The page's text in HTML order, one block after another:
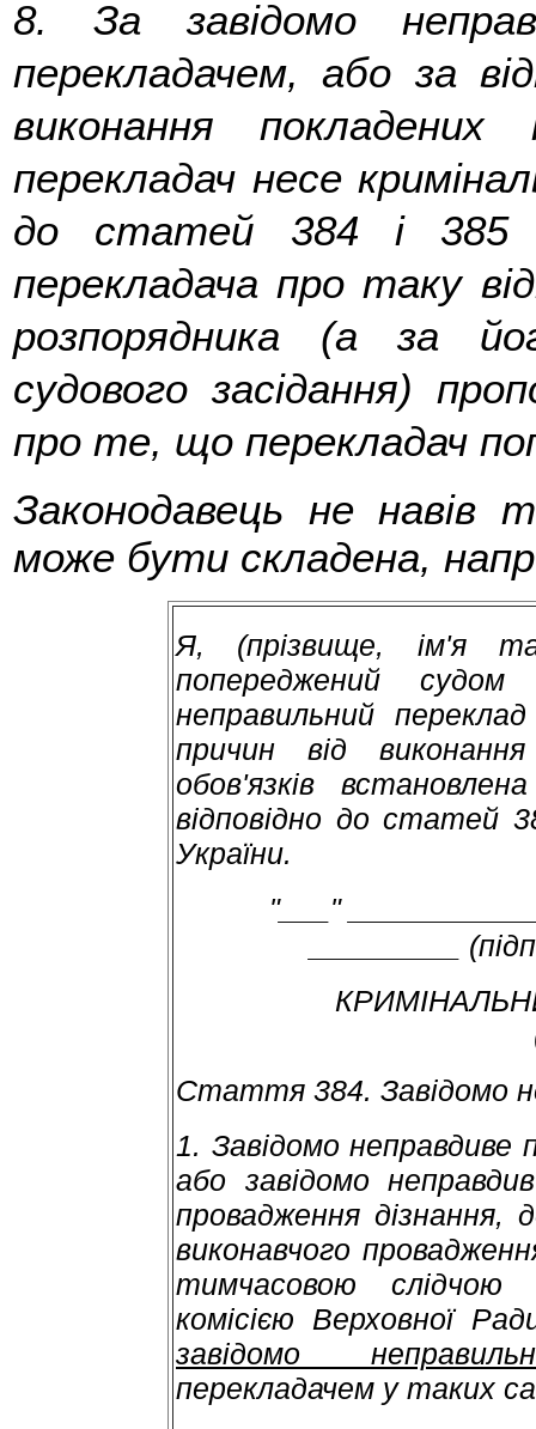
8.
За завідомо
перекладачем, або за
виконання
перекладач несе
до статей 384 і 385
перекладача про таку
розпорядника (а за
судового засідання)
про те, що перекладач
Законодавець не навів
може бути складена,
Я, (прізвище, ім'я
попереджений
неправильний
причин від
обов'язків
відповідно до статей
України.
"___"
_________
Стаття 384. Завідомо
1. Завідомо неправдиве
або завідомо
провадження дізнання,
виконавчого
тимчасовою слідчою
комісією Верховної
завідомо
перекладачем у таких